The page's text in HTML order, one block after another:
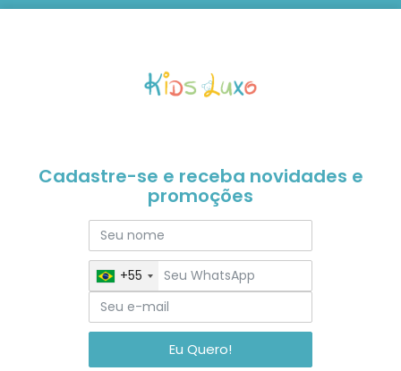
Cadastre-se e receba novidades e
promoções
+55
Eu Quero!